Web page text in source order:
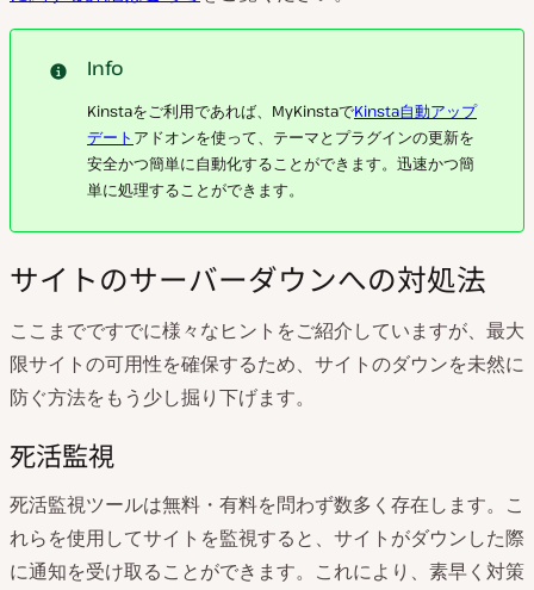
Info
Kinstaをご利用であれば、MyKinstaでKinsta自動アップ
デート アドオンを使って、テーマとプラグインの更新を
安全かつ簡単に自動化することができます。迅速かつ簡
単に処理することができます。
サイトのサーバーダウンへの対処法
ここまでですでに様々なヒントをご紹介していますが、最大
限サイトの可用性を確保するため、サイトのダウンを未然に
防ぐ方法をもう少し掘り下げます。
死活監視
死活監視ツールは無料・有料を問わず数多く存在します。こ
れらを使用してサイトを監視すると、サイトがダウンした際
に通知を受け取ることができます。これにより、素早く対策